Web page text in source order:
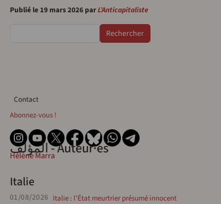
Publié le 19 mars 2026 parL’Anticapitaliste
Contact
Contact
Abonnez-vous !
المؤلف - Auteur·esHélène Marra
Italie
01/08/2026 Italie : l’État meurtrier présumé innocent